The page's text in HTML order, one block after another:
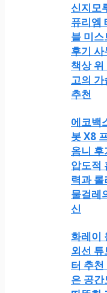
신지모
퓨리엠
블 미스
후기 사
책상 위
고의 가
추천
에코백
봇 X8
옴니 후
압도적
력과 롤
물걸레
신
화레이
외선 튜
터 추천
은 공간